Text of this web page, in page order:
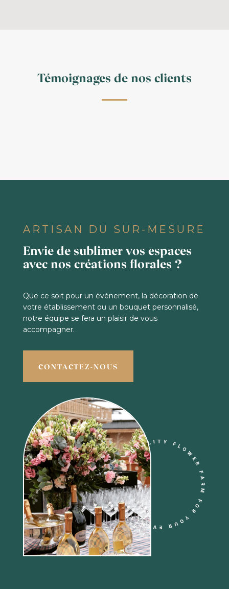
Témoignages de nos clients
ARTISAN DU SUR-MESURE
Envie de sublimer vos espaces
avec nos créations florales ?
Que ce soit pour un événement, la décoration de
votre établissement ou un bouquet personnalisé,
notre équipe se fera un plaisir de vous
accompagner.
CONTACTEZ-NOUS